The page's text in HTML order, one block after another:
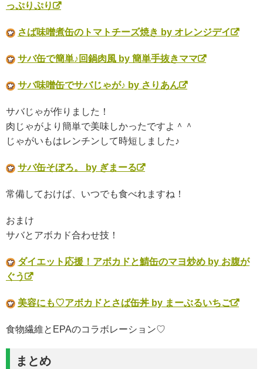
っぷりぷり
さば味噌煮缶のトマトチーズ焼き by オレンジデイ
サバ缶で簡単♪回鍋肉風 by 簡単手抜きママ
サバ味噌缶でサバじゃが♪ by さりあん
サバじゃが作りました！
肉じゃがより簡単で美味しかったですよ＾＾
じゃがいもはレンチンして時短しました♪
サバ缶そぼろ。 by ぎまーる
常備しておけば、いつでも食べれますね！
おまけ
サバとアボカド合わせ技！
ダイエット応援！アボカドと鯖缶のマヨ炒め by お腹が
ぐう
美容にも♡アボカドとさば缶丼 by まーぶるいちご
食物繊維とEPAのコラボレーション♡
まとめ